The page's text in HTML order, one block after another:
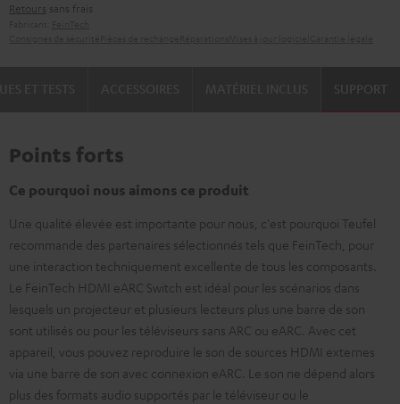
Retours sans frais
SUPPORT
Points forts
Ce pourquoi nous aimons ce produit
Une qualité élevée est importante pour nous, c'est pourquoi Teufel
recommande des partenaires sélectionnés tels que FeinTech, pour
une interaction techniquement excellente de tous les composants.
Le FeinTech HDMI eARC Switch est idéal pour les scénarios dans
lesquels un projecteur et plusieurs lecteurs plus une barre de son
sont utilisés ou pour les téléviseurs sans ARC ou eARC. Avec cet
appareil, vous pouvez reproduire le son de sources HDMI externes
via une barre de son avec connexion eARC. Le son ne dépend alors
plus des formats audio supportés par le téléviseur ou le